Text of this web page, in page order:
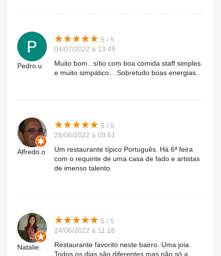
Pedro.u
★★★★★
★★★★★ 5 / 5
04/07/2022 à 13:49
Muito bom.. sítio com boa comida staff simples
e muito simpático... Sobretudo boas energias..
Alfredo.o
★★★★★
★★★★★ 5 / 5
28/06/2022 à 09:51
Um restaurante típico Português. Há 6ª feira
com o requinte de uma casa de fado e artistas
de imenso talento.
Natalie.
★★★★★
★★★★★ 5 / 5
24/06/2022 à 11:18
Restaurante favorito neste bairro. Uma joia.
Todos os dias são diferentes mas não só a